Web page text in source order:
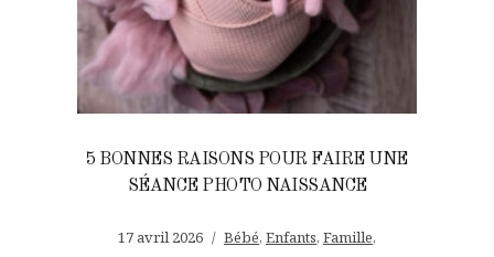
5 BONNES RAISONS POUR FAIRE UNE
SÉANCE PHOTO NAISSANCE
17 avril 2026 Bébé, Enfants, Famille,